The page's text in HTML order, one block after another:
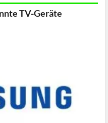
TV-Geräte